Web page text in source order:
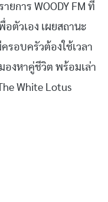
ยการ WOODY FM ที่
ตัวเอง เผยสถานะ
รอบครัวต้องใช้เวลา
องหาคู่ชีวิต พร้อมเล่า
White Lotus